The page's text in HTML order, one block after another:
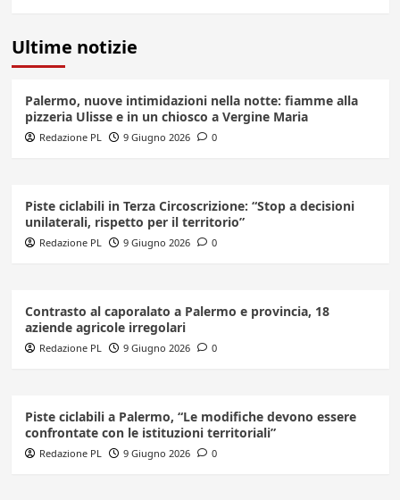
Ultime notizie
Palermo, nuove intimidazioni nella notte: fiamme alla
pizzeria Ulisse e in un chiosco a Vergine Maria
Redazione PL 9 Giugno 2026 0
Piste ciclabili in Terza Circoscrizione: “Stop a decisioni
unilaterali, rispetto per il territorio”
Redazione PL 9 Giugno 2026 0
Contrasto al caporalato a Palermo e provincia, 18
aziende agricole irregolari
Redazione PL 9 Giugno 2026 0
Piste ciclabili a Palermo, “Le modifiche devono essere
confrontate con le istituzioni territoriali”
Redazione PL 9 Giugno 2026 0